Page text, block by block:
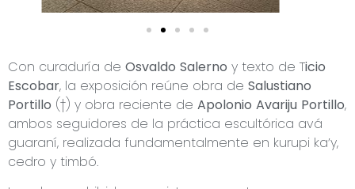
Con curaduría de Osvaldo Salerno y texto de Ticio
Escobar, la exposición reúne obra de Salustiano
Portillo (†) y obra reciente de Apolonio Avariju Portillo,
ambos seguidores de la práctica escultórica avá
guaraní, realizada fundamentalmente en kurupi ka’y,
cedro y timbó.